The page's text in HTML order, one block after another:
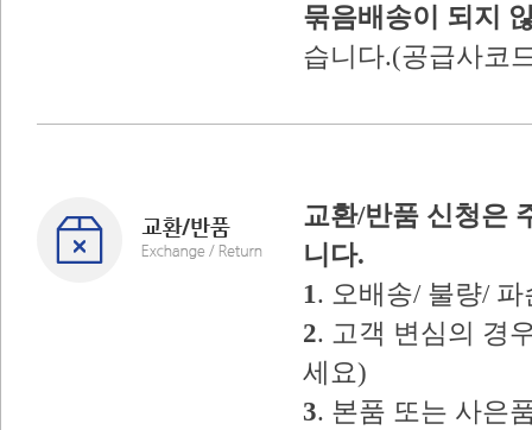
묶음배송이 되지
습니다.(공급사코
교환/반품 신청은
니다.
1. 오배송/ 불량/
2. 고객 변심의 경
세요)
3. 본품 또는 사은